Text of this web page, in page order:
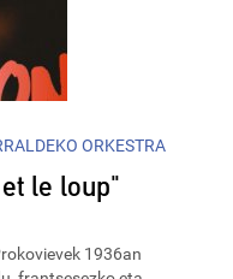
ORKESTRA
le loup"
1936an